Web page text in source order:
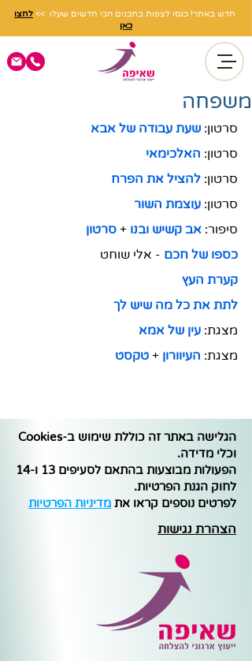
חדש באתר! כנסו לצפות בתכנים הכי חדשים שעלו >> לחצו
כאן
משפחה
סרטון: שעת עבודה של אבא
סרטון: האלכימאי
סרטון: להציל את הפרח
סרטון: עוצמת השור
סיפור: אב קשיש ובנו + סרטון
כספו של חכם - אלי שוחט
קערת העץ
לתת את כל מה שיש לך
מצגת: עין של אמא
מצגת: העיוורון + טקסט
הגלישה באתר זה כוללת שימוש ב-Cookies
וכלי מדידה.
הפעולות מבוצעות בהתאם לסעיפים 13 ו-14
לחוק הגנת הפרטיות.
לפרטים נוספים קראו את מדיניות הפרטיות
הצהרת נגישות